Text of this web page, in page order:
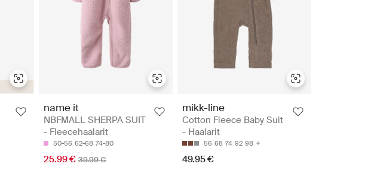
name it
NBFMALL SHERPA SUIT
- Fleecehaalarit
50-56 62-68 74-80
25.99 € 39.99 €
mikk-line
Cotton Fleece Baby Suit
- Haalarit
56 68 74 92 98
49.95 €